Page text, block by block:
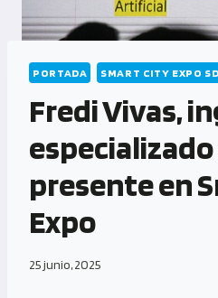
PORTADA SMART CITY EXPO
Fredi Vivas,
presente en
Expo
25 junio, 2025